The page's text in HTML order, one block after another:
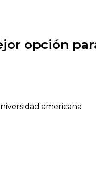
opción
americana: